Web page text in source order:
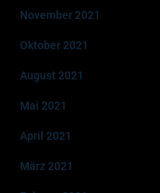
November 2021
Oktober 2021
August 2021
Mai 2021
April 2021
März 2021